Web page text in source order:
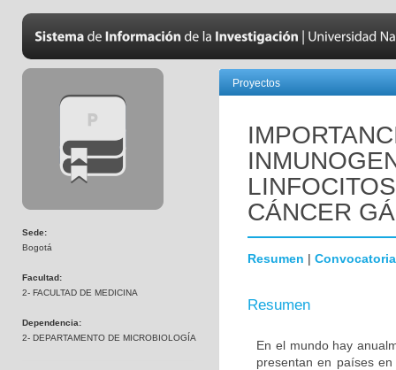
Sede:
Bogotá
Facultad:
2- FACULTAD DE MEDICINA
Dependencia:
2- DEPARTAMENTO DE MICROBIOLOGÍA
Proyectos
CÁNCER
Resumen | Convocatoria
Resumen
En el mundo hay
presentan en países